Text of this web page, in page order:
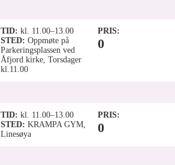
TID kl. 11.00–13.00
STED Oppmøte på
Parkeringsplassen ved
Åfjord kirke, Torsdager
kl.11.00
PRIS
0
TID kl. 11.00–13.00
STED KRAMPA GYM,
Linesøya
PRIS
0